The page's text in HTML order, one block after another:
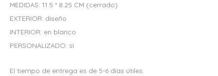
MEDIDAS: 11.5 * 8.25 CM (cerrado)
EXTERIOR: diseño
INTERIOR: en blanco
PERSONALIZADO: sí
El tiempo de entrega es de 5-6 días útiles.